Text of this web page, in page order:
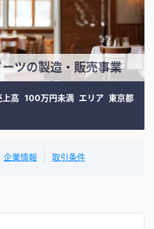
ツの製造・販売事業
上高 100万円未満 エリア 東京都
企業情報 取引条件